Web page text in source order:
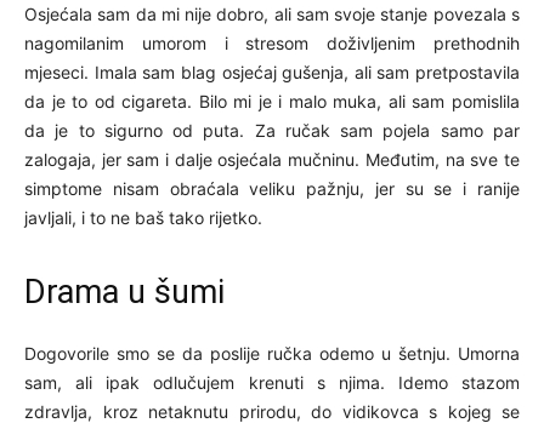
Osjećala sam da mi nije dobro, ali sam svoje stanje povezala s
nagomilanim umorom i stresom doživljenim prethodnih
mjeseci. Imala sam blag osjećaj gušenja, ali sam pretpostavila
da je to od cigareta. Bilo mi je i malo muka, ali sam pomislila
da je to sigurno od puta. Za ručak sam pojela samo par
zalogaja, jer sam i dalje osjećala mučninu. Međutim, na sve te
simptome nisam obraćala veliku pažnju, jer su se i ranije
javljali, i to ne baš tako rijetko.
Drama u šumi
Dogovorile smo se da poslije ručka odemo u šetnju. Umorna
sam, ali ipak odlučujem krenuti s njima. Idemo stazom
zdravlja, kroz netaknutu prirodu, do vidikovca s kojeg se